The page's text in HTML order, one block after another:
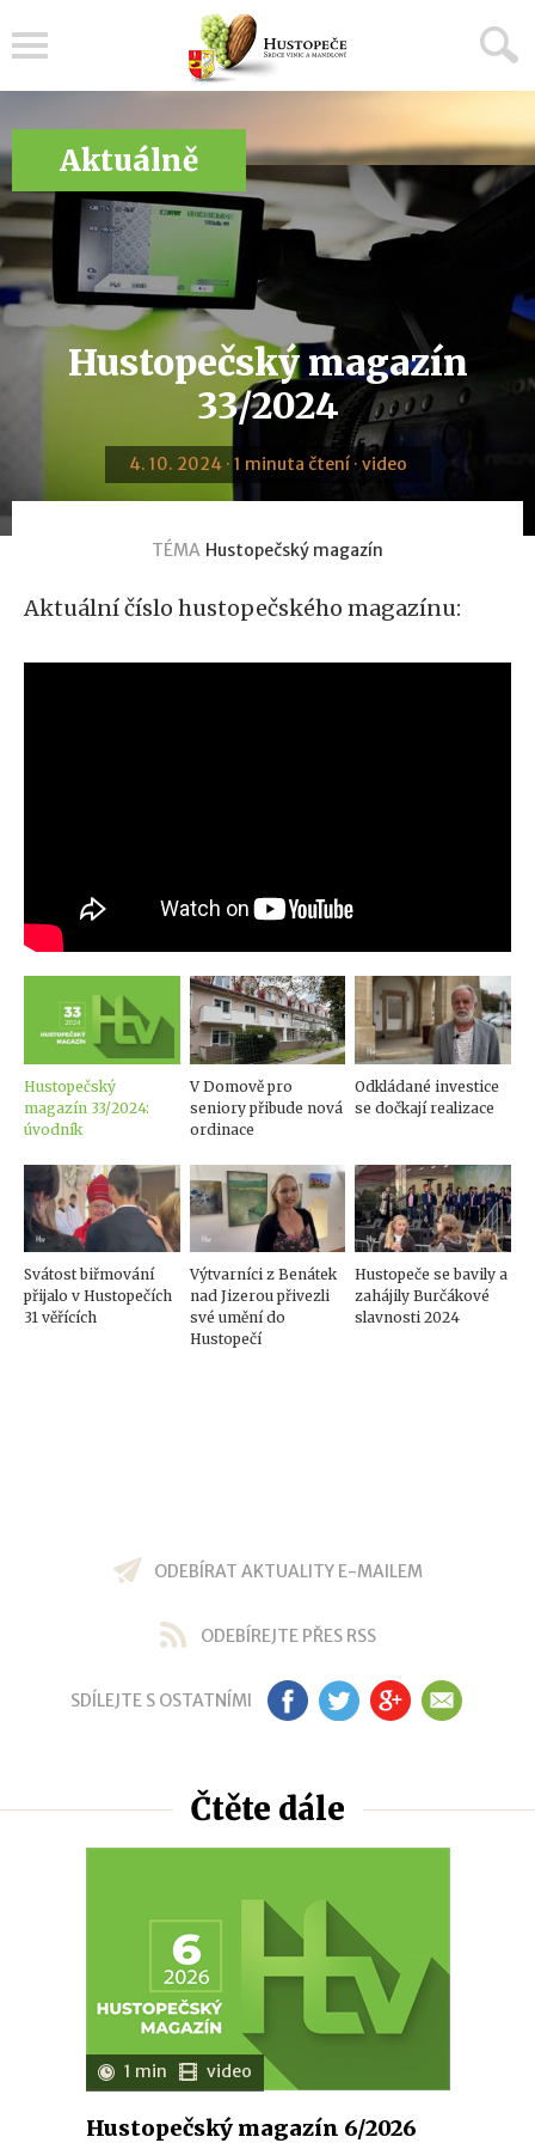
Aktuálně
Hustopečský magazín
33/2024
4. 10. 2024 · 1 minuta čtení · video
TÉMA Hustopečský magazín
Aktuální číslo hustopečského magazínu:
Hustopečský
magazín 33/2024:
úvodník
V Domově pro
seniory přibude nová
ordinace
Odkládané investice
se dočkají realizace
Svátost biřmování
přijalo v Hustopečích
31 věřících
Výtvarníci z Benátek
nad Jizerou přivezli
své umění do
Hustopečí
Hustopeče se bavily a
zahájily Burčákové
slavnosti 2024
ODEBÍRAT AKTUALITY E-MAILEM
ODEBÍREJTE PŘES RSS
SDÍLEJTE S OSTATNÍMI FB TW GP EM
Čtěte dále
1 min video
Hustopečský magazín 6/2026